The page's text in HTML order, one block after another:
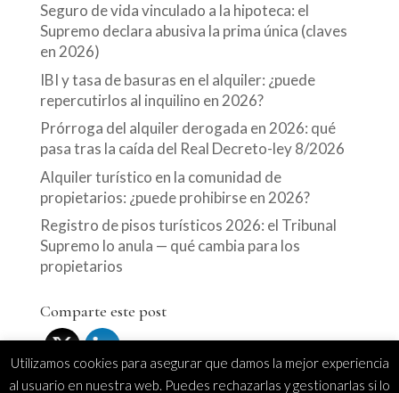
Seguro de vida vinculado a la hipoteca: el
Supremo declara abusiva la prima única (claves
en 2026)
IBI y tasa de basuras en el alquiler: ¿puede
repercutirlos al inquilino en 2026?
Prórroga del alquiler derogada en 2026: qué
pasa tras la caída del Real Decreto-ley 8/2026
Alquiler turístico en la comunidad de
propietarios: ¿puede prohibirse en 2026?
Registro de pisos turísticos 2026: el Tribunal
Supremo lo anula — qué cambia para los
propietarios
Comparte este post
Utilizamos cookies para asegurar que damos la mejor experiencia
al usuario en nuestra web. Puedes rechazarlas y gestionarlas si lo